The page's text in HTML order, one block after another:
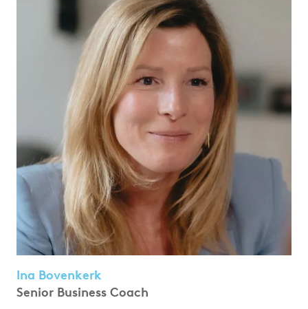
Ina Bovenkerk
Senior Business Coach